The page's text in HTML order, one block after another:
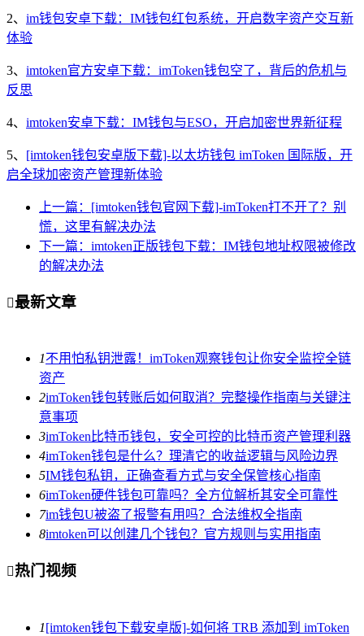
2、 im钱包安卓下载：IM钱包红包系统，开启数字资产交互新
体验
3、 imtoken官方安卓下载：imToken钱包空了，背后的危机与
反思
4、 imtoken安卓下载：IM钱包与ESO，开启加密世界新征程
5、 [imtoken钱包安卓版下载]-以太坊钱包 imToken 国际版，开
启全球加密资产管理新体验
上一篇：[imtoken钱包官网下载]-imToken打不开了？别
慌，这里有解决办法
下一篇：imtoken正版钱包下载：IM钱包地址权限被修改
的解决办法
最新文章
1不用怕私钥泄露！imToken观察钱包让你安全监控全链
资产
2imToken钱包转账后如何取消？完整操作指南与关键注
意事项
3imToken比特币钱包，安全可控的比特币资产管理利器
4imToken钱包是什么？理清它的收益逻辑与风险边界
5IM钱包私钥，正确查看方式与安全保管核心指南
6imToken硬件钱包可靠吗？全方位解析其安全可靠性
7im钱包U被盗了报警有用吗？合法维权全指南
8imtoken可以创建几个钱包？官方规则与实用指南
热门视频
1[imtoken钱包下载安卓版]-如何将 TRB 添加到 imToken